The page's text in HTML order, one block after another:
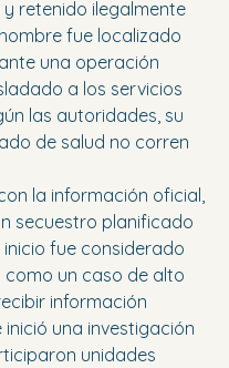
retenido ilegalmente
fue localizado
una operación
a los servicios
las autoridades, su
de salud no corren
la información oficial,
secuestro planificado
inicio fue considerado
como un caso de alto
información
inició una investigación
unidades